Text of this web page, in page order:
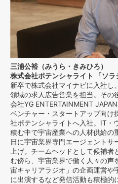
三浦公裕（みうら・きみひろ）
株式会社ポテンシャライト 「ソ
新卒で株式会社マイナビに入社し
領域の求人広告営業を担当。その
会社YG ENTERTAINMENT
ベンチャー・スタートアップ向け
社ポテンシャライトへ入社。IT・
積む中で宇宙産業への人材供給の
日に宇宙業界専門エージェントサ
上げ。チームヘッドとして候補
む傍ら、宇宙業界で働く人々の声
宙キャリアラジオ」の企画運営や
に出演するなど発信活動も積極的